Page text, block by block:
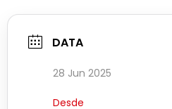
DATA
28 Jun 2025
Desde